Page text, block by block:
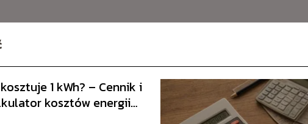
1 kWh? – Cennik i
kosztów energii